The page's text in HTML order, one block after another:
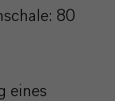
80
eines